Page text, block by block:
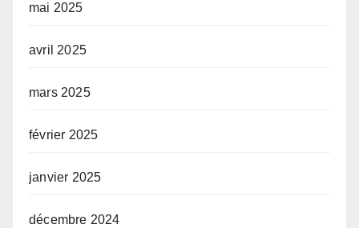
mai 2025
avril 2025
mars 2025
février 2025
janvier 2025
décembre 2024